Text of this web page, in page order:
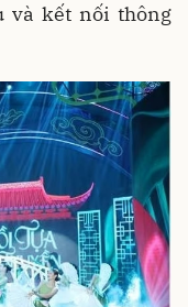
và kết nối thông